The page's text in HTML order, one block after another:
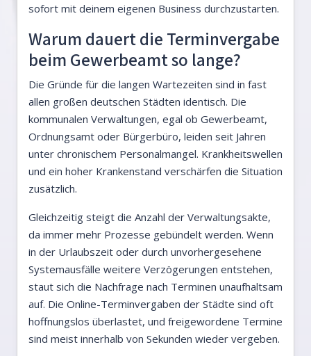
sofort mit deinem eigenen Business durchzustarten.
Warum dauert die Terminvergabe
beim Gewerbeamt so lange?
Die Gründe für die langen Wartezeiten sind in fast
allen großen deutschen Städten identisch. Die
kommunalen Verwaltungen, egal ob Gewerbeamt,
Ordnungsamt oder Bürgerbüro, leiden seit Jahren
unter chronischem Personalmangel. Krankheitswellen
und ein hoher Krankenstand verschärfen die Situation
zusätzlich.
Gleichzeitig steigt die Anzahl der Verwaltungsakte,
da immer mehr Prozesse gebündelt werden. Wenn
in der Urlaubszeit oder durch unvorhergesehene
Systemausfälle weitere Verzögerungen entstehen,
staut sich die Nachfrage nach Terminen unaufhaltsam
auf. Die Online-Terminvergaben der Städte sind oft
hoffnungslos überlastet, und freigewordene Termine
sind meist innerhalb von Sekunden wieder vergeben.